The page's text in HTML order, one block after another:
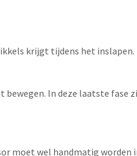
krijgt tijdens het inslapen.
bewegen. In deze laatste fase
moet wel handmatig worden